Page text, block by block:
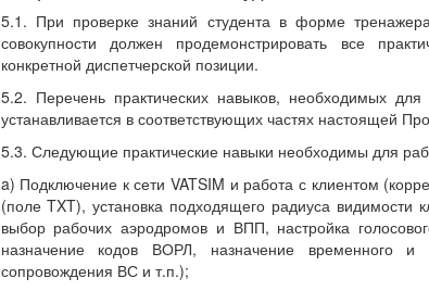
5.1. При проверке знаний студента в форме
совокупности должен продемонстрировать все
конкретной диспетчерской позиции.
5.2. Перечень практических навыков, необходимых
устанавливается в соответствующих частях настоящей
5.3. Следующие практические навыки необходимы для
a) Подключение к сети VATSIM и работа с клиентом
(поле TXT), установка подходящего радиуса видимости
выбор рабочих аэродромов и ВПП, настройка
назначение кодов ВОРЛ, назначение временного
сопровождения ВС и т.п.);